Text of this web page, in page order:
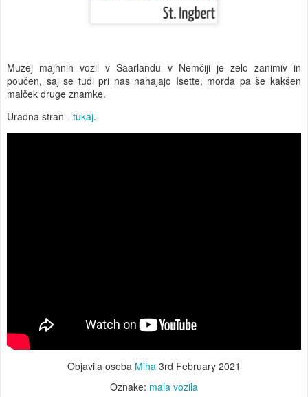
Muzej majhnih vozil v Saarlandu v Nemčiji je zelo zanimiv in
poučen, saj se tudi pri nas nahajajo Isette, morda pa še kakšen
malček druge znamke.
Uradna stran - tukaj.
Objavila oseba Miha 3rd February 2021
Oznake: mala vozila